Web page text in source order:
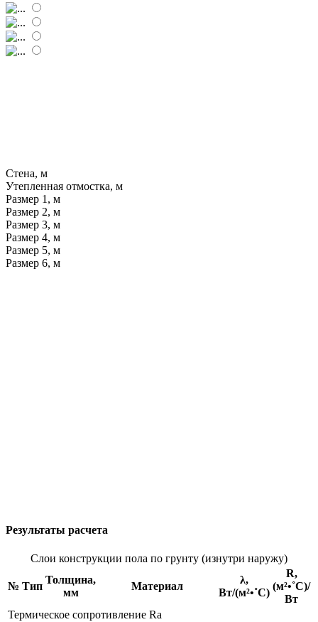
Стена, м
Утепленная отмостка, м
Размер 1, м
Размер 2, м
Размер 3, м
Размер 4, м
Размер 5, м
Размер 6, м
Результаты расчета
Слои конструкции пола по грунту (изнутри наружу)
№ Тип
Толщина,
мм
Материал
λ,
Вт/(м²•˚С)
R,
(м²•˚С)/
Вт
Термическое сопротивление Rа